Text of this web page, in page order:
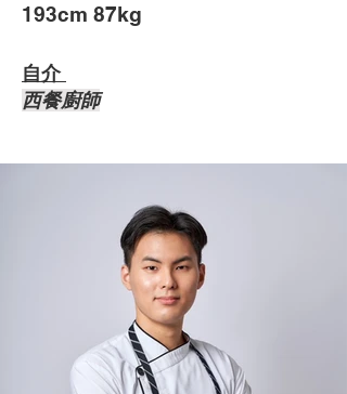
193cm 87kg
自介 ​
西餐廚師